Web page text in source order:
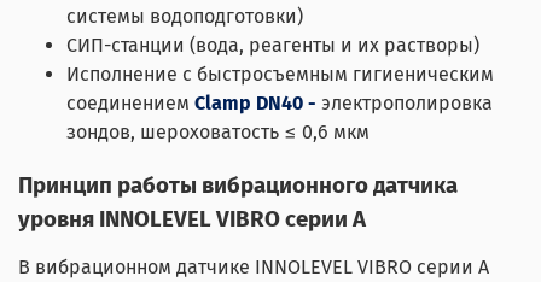
системы водоподготовки)
СИП-станции (вода, реагенты и их растворы)
Исполнение с быстросъемным гигиеническим
соединением Clamp DN40 - электрополировка
зондов, шероховатость ≤ 0,6 мкм
Принцип работы вибрационного датчика
уровня INNOLEVEL VIBRO серии A
В вибрационном датчике INNOLEVEL VIBRO серии A